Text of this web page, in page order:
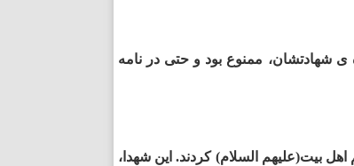
ی شهادتشان، ممنوع بود و حتی در نامه
بیت(علیهم السلام) کردند. این شهدا،